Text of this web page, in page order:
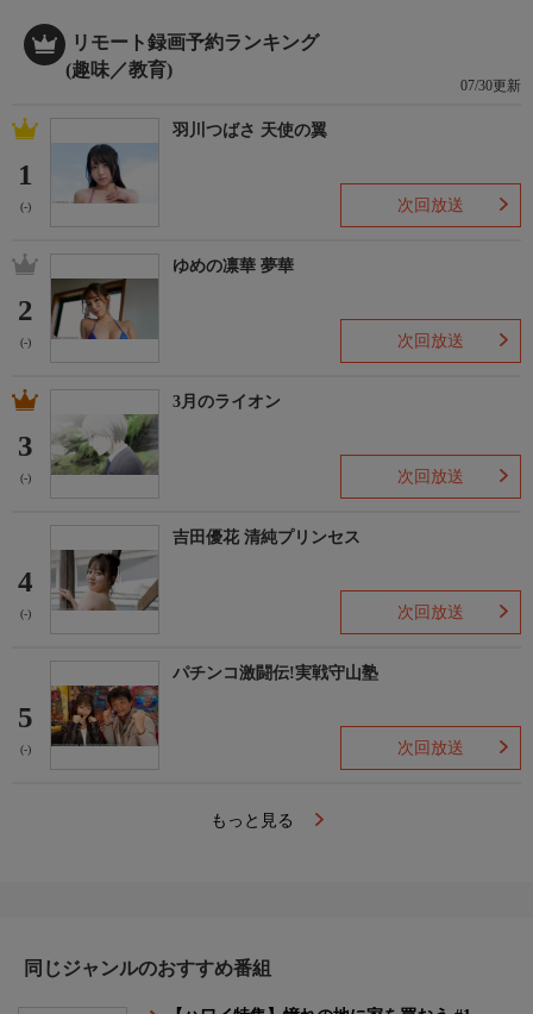
リモート録画予約ランキング
(趣味／教育)
07/30更新
1
(-)
羽川つばさ 天使の翼
次回放送
2
(-)
ゆめの凛華 夢華
次回放送
3
(-)
3月のライオン
次回放送
4
(-)
吉田優花 清純プリンセス
次回放送
5
(-)
パチンコ激闘伝!実戦守山塾
次回放送
もっと見る
同じジャンルのおすすめ番組